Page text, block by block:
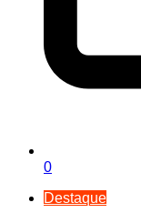
0
Destaque